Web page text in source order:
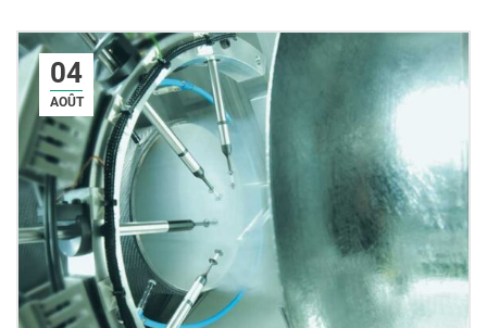
04
AOÛT